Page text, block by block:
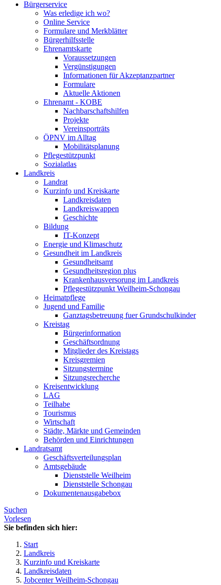
Bürgerservice
Was erledige ich wo?
Online Service
Formulare und Merkblätter
Bürgerhilfsstelle
Ehrenamtskarte
Voraussetzungen
Vergünstigungen
Informationen für Akzeptanzpartner
Formulare
Aktuelle Aktionen
Ehrenamt - KOBE
Nachbarschaftshilfen
Projekte
Vereinsporträts
ÖPNV im Alltag
Mobilitätsplanung
Pflegestützpunkt
Sozialatlas
Landkreis
Landrat
Kurzinfo und Kreiskarte
Landkreisdaten
Landkreiswappen
Geschichte
Bildung
IT-Konzept
Energie und Klimaschutz
Gesundheit im Landkreis
Gesundheitsamt
Gesundheitsregion plus
Krankenhausversorung im Landkreis
Pflegestützpunkt Weilheim-Schongau
Heimatpflege
Jugend und Familie
Ganztagsbetreuung fuer Grundschulkinder
Kreistag
Bürgerinformation
Geschäftsordnung
Mitglieder des Kreistags
Kreisgremien
Sitzungstermine
Sitzungsrecherche
Kreisentwicklung
LAG
Teilhabe
Tourismus
Wirtschaft
Städte, Märkte und Gemeinden
Behörden und Einrichtungen
Landratsamt
Geschäftsverteilungsplan
Amtsgebäude
Dienststelle Weilheim
Dienststelle Schongau
Dokumentenausgabebox
Suchen
Vorlesen
Sie befinden sich hier:
Start
Landkreis
Kurzinfo und Kreiskarte
Landkreisdaten
Jobcenter Weilheim-Schongau